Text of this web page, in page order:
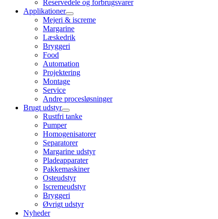
Reservedele og forbrugsvarer
Applikationer
Mejeri & iscreme
Margarine
Læskedrik
Bryggeri
Food
Automation
Projektering
Montage
Service
Andre procesløsninger
Brugt udstyr
Rustfri tanke
Pumper
Homogenisatorer
Separatorer
Margarine udstyr
Pladeapparater
Pakkemaskiner
Osteudstyr
Iscremeudstyr
Bryggeri
Øvrigt udstyr
Nyheder